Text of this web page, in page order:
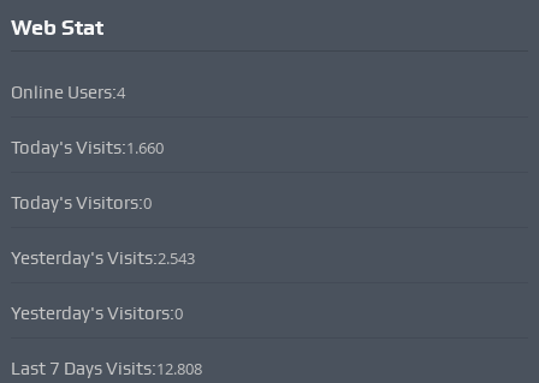
Web Stat
Online Users:4
Today's Visits:1.660
Today's Visitors:0
Yesterday's Visits:2.543
Yesterday's Visitors:0
Last 7 Days Visits:12.808